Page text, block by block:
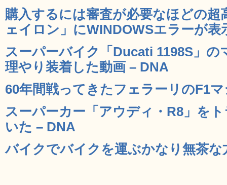
購入するには審査が必要なほどの超
ェイロン」にWINDOWSエラーが表
スーパーバイク「Ducati 1198S」
理やり装着した動画 – DNA
60年間戦ってきたフェラーリのF1
スーパーカー「アウディ・R8」を
いた – DNA
バイクでバイクを運ぶかなり無茶な